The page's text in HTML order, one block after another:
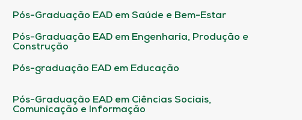
Pós-Graduação EAD em Saúde e Bem-Estar
Pós-Graduação EAD em Engenharia, Produção e
Construção
Pós-graduação EAD em Educação
Pós-Graduação EAD em Ciências Sociais,
Comunicação e Informação